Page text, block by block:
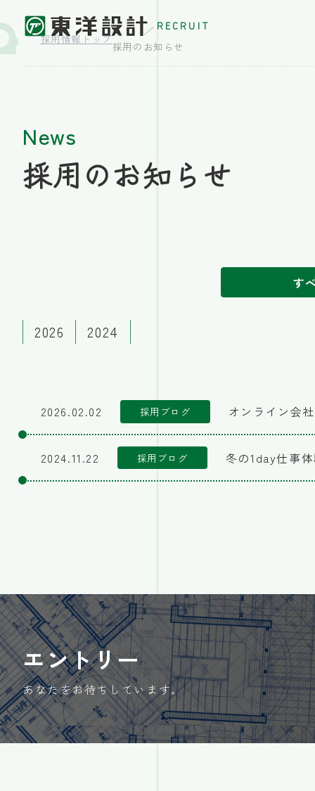
RECRUIT
採用情報トップ
採用のお知らせ
News
採用のお知らせ
す
2026 2024
2026.02.02 採用ブログ オンライン会
2024.11.22 採用ブログ 冬の1day仕事
エントリー
あなたをお待ちしています。